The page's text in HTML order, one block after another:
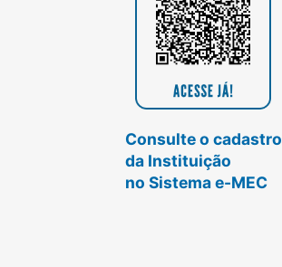
Consulte o cadastro
da Instituição
no Sistema e-MEC